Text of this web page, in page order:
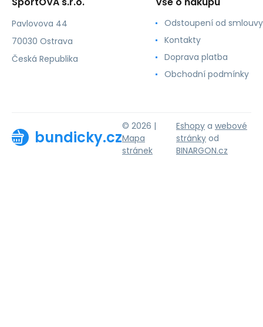
Pavlovova 44
70030 Ostrava
Česká Republika
Odstoupení od smlouvy
Kontakty
Doprava platba
Obchodní podmínky
bundicky.cz
© 2026 |
Mapa
stránek
Eshopy a webové
stránky od
BINARGON.cz